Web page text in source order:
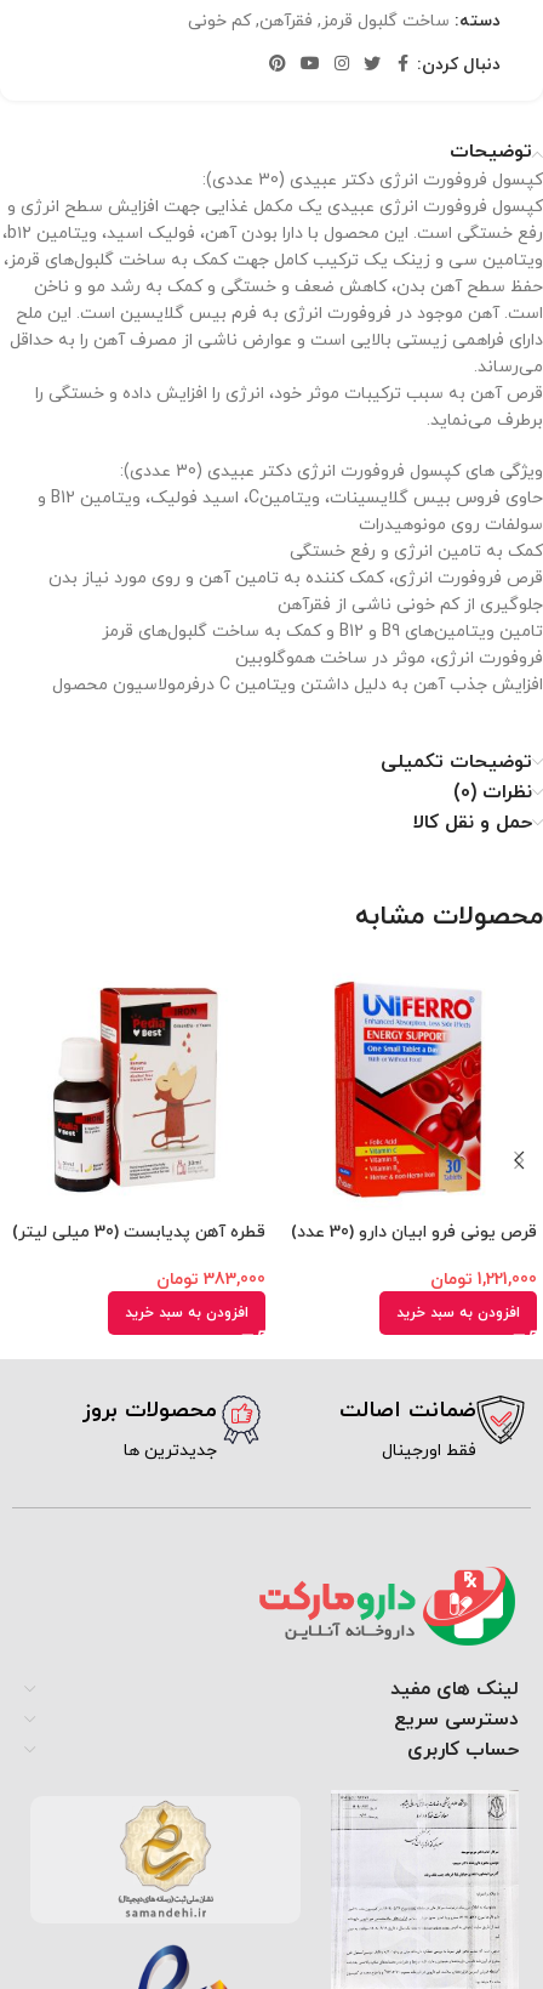
دسته: ساخت گلبول قرمز, فقرآهن, کم خونی
دنبال کردن:
توضیحات
کپسول فروفورت انرژی دکتر عبیدی (30 عددی):
کپسول فروفورت انرژی عبیدی یک مکمل غذایی جهت افزایش سطح انرژی و
رفع خستگی است. این محصول با دارا بودن آهن، فولیک اسید، ویتامین b۱۲،
ویتامین سی و زینک یک ترکیب کامل جهت کمک به ساخت گلبول‌های قرمز،
حفظ سطح آهن بدن، کاهش ضعف و خستگی و کمک به رشد مو و ناخن
است. آهن موجود در فروفورت انرژی به فرم بیس گلایسین است. این ملح
دارای فراهمی زیستی بالایی است و عوارض ناشی از مصرف آهن را به حداقل
می‌رساند.
قرص آهن به سبب ترکیبات موثر خود، انرژی را افزایش داده و خستگی را
برطرف می‌نماید.
ویژگی های کپسول فروفورت انرژی دکتر عبیدی (30 عددی):
حاوی فروس بیس گلایسینات، ویتامینC، اسید فولیک، ویتامین B12 و
سولفات روی مونوهیدرات
کمک به تامین انرژی و رفع خستگی
قرص فروفورت انرژی، کمک کننده به تامین آهن و روی مورد نیاز بدن
جلوگیری از کم خونی ناشی از فقرآهن
تامین ویتامین‌های B9 و B12 و کمک به ساخت گلبول‌های قرمز
فروفورت انرژی، موثر در ساخت هموگلوبین
افزایش جذب آهن به دلیل داشتن ویتامین C درفرمولاسیون محصول
توضیحات تکمیلی
نظرات (0)
حمل و نقل کالا
محصولات مشابه
قرص یونی فرو ابیان دارو (30 عدد)
1,221,000 تومان
افزودن به سبد خرید
قطره آهن پدیابست (30 میلی لیتر)
383,000 تومان
افزودن به سبد خرید
ضمانت اصالت
فقط اورجینال
محصولات بروز
جدیدترین ها
لینک های مفید
دسترسی سریع
حساب کاربری